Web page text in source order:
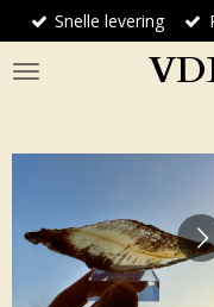
Ga
direct
naar
Snelle levering